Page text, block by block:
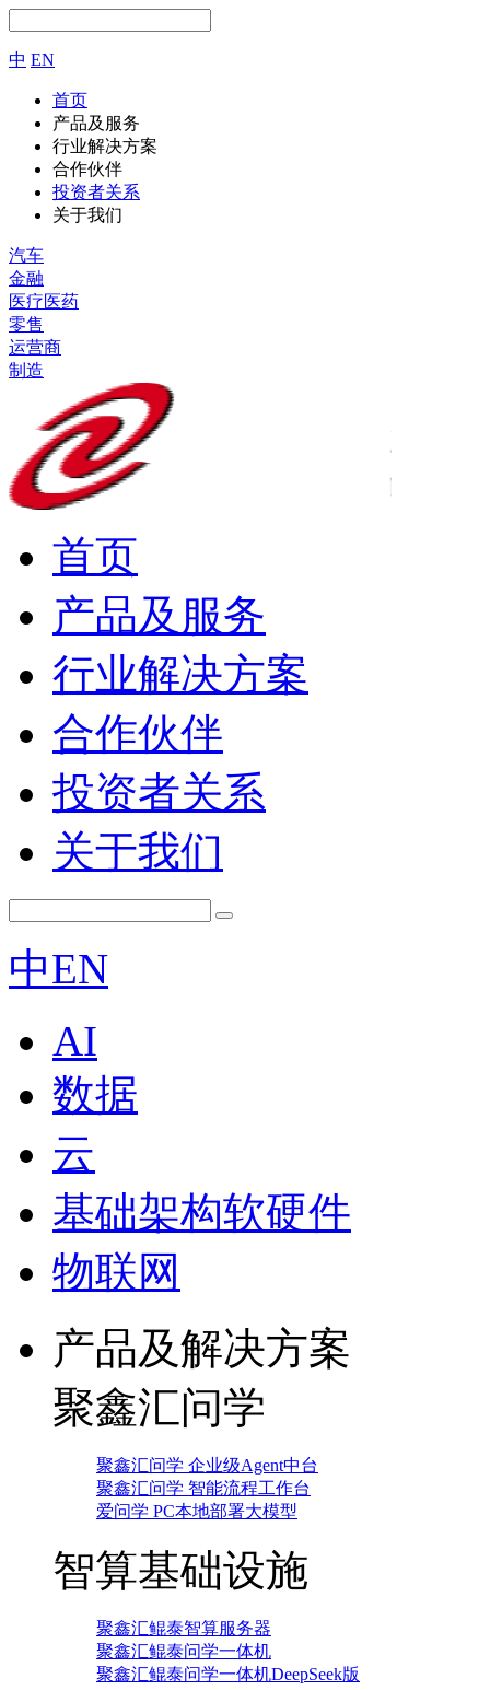
中 EN
首页
产品及服务
行业解决方案
合作伙伴
投资者关系
关于我们
汽车
金融
医疗医药
零售
运营商
制造
首页
产品及服务
行业解决方案
合作伙伴
投资者关系
关于我们
中EN
AI
数据
云
基础架构软硬件
物联网
产品及解决方案
聚鑫汇问学
聚鑫汇问学 企业级Agent中台
聚鑫汇问学 智能流程工作台
爱问学 PC本地部署大模型
智算基础设施
聚鑫汇鲲泰智算服务器
聚鑫汇鲲泰问学一体机
聚鑫汇鲲泰问学一体机DeepSeek版